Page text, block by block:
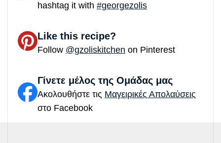
hashtag it with #georgezolis
Like this recipe?
Follow @gzoliskitchen on Pinterest
Γίνετε μέλος της Ομάδας μας
Ακολουθήστε τις Μαγειρικές Απολαύσεις
στο Facebook